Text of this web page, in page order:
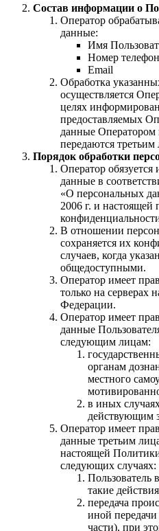
Состав информации о
Оператор
данные:
Имя
Номер
Email
Обработка
осуществляется
целях
предоставляемых
данные Оператором
передаются третьим
Порядок обработки
Оператор обязуется
данные в
«О персональных
2006 г. и настоящей
В отношении
сохраняется их
случаев, когда
общедоступными.
Оператор имеет
только на серверах
Федерации.
Оператор имеет
данные
следующим лицам:
органам
местного
в иных
действующим
Оператор имеет
данные третьим
настоящей
следующих случаях:
Пользователь
такие
передача
иной
части), при